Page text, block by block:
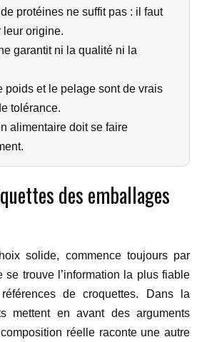
protéines ne suffit pas : il faut
leur origine.
garantit ni la qualité ni la
poids et le pelage sont de vrais
tolérance.
alimentaire doit se faire
des emballages
solide, commence toujours par
se trouve l’information la plus fiable
de croquettes. Dans la
mettent en avant des arguments
réelle raconte une autre